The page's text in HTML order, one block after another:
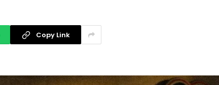
Copy Link
plástico